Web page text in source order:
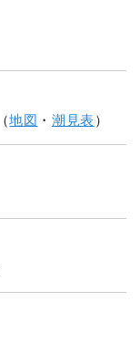
（地図 ・潮見表）